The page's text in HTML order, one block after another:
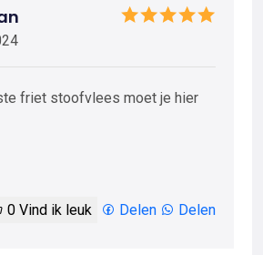
friet stoofvlees moet je hier
0 Vind ik leuk Delen Delen